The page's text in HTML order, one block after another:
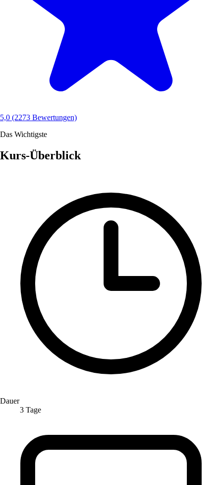
5,0 (2273 Bewertungen)
Das Wichtigste
Kurs-Überblick
Dauer
3 Tage